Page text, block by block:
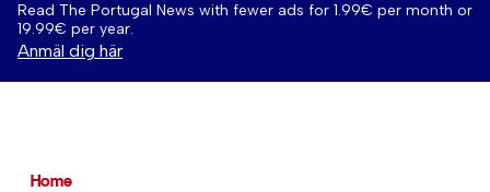
Read The Portugal News with fewer ads for 1.99€ per month or
19.99€ per year.
Anmäl dig här
Home